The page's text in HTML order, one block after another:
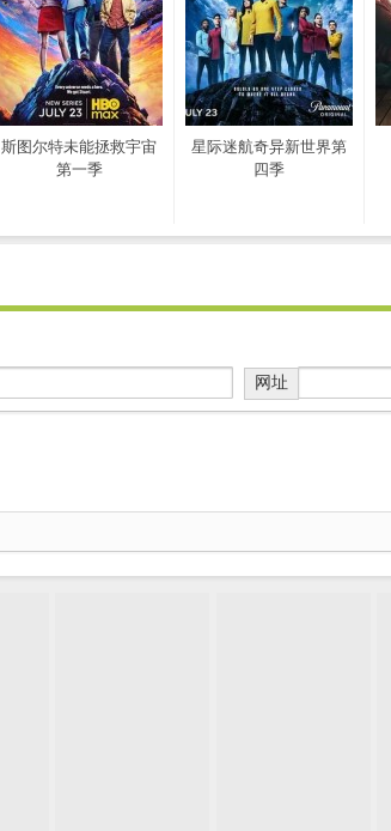
斯图尔特未能拯救宇宙
第一季
星际迷航奇异新世界第
四季
网址